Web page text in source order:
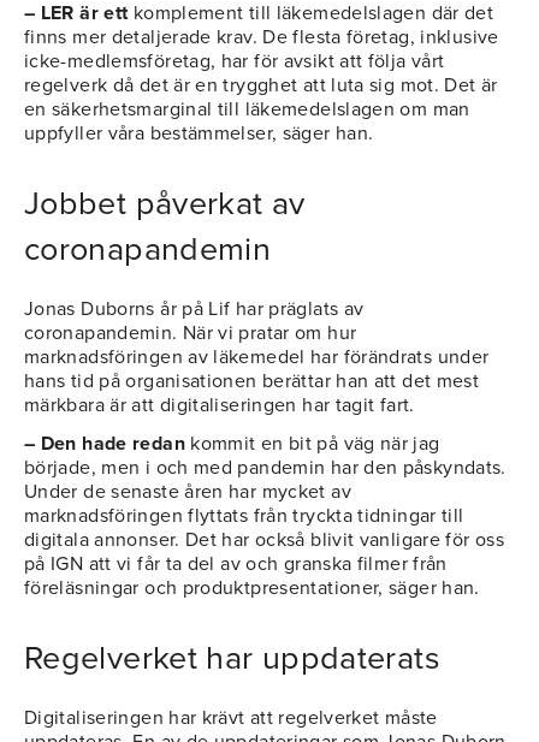
– LER är ettkomplement till läkemedelslagen där det
finns mer detaljerade krav. De flesta företag, inklusive
icke-medlemsföretag, har för avsikt att följa vårt
regelverk då det är en trygghet att luta sig mot. Det är
en säkerhetsmarginal till läkemedelslagen om man
uppfyller våra bestämmelser, säger han.
Jobbet påverkat av
coronapandemin
Jonas Duborns år på Lif har präglats av
coronapandemin. När vi pratar om hur
marknadsföringen av läkemedel har förändrats under
hans tid på organisationen berättar han att det mest
märkbara är att digitaliseringen har tagit fart.
– Den hade redankommit en bit på väg när jag
började, men i och med pandemin har den påskyndats.
Under de senaste åren har mycket av
marknadsföringen flyttats från tryckta tidningar till
digitala annonser. Det har också blivit vanligare för oss
på IGN att vi får ta del av och granska filmer från
föreläsningar och produktpresentationer, säger han.
Regelverket har uppdaterats
Digitaliseringen har krävt att regelverket måste